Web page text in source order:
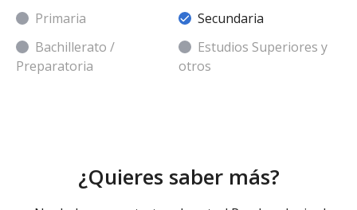
Primaria
Secundaria
Bachillerato /
Preparatoria
Estudios Superiores y
otros
¿Quieres saber más?